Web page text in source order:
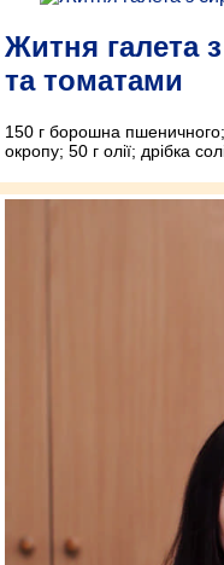
Житня галета
та томатами
150 г борошна
окропу; 50 г олії; дрібка